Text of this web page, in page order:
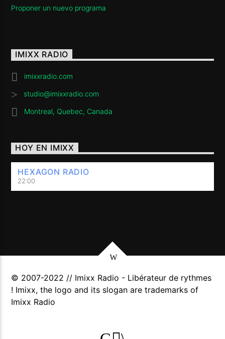
Proponer un nuevo programa
IMIXX RADIO
imixxradio.com
studio@imixxradio.com
Montreal, Quebec, Canada
HOY EN IMIXX
HEXAGON RADIO
22:00
© 2007-2022 // Imixx Radio - Libérateur de rythmes
! Imixx, the logo and its slogan are trademarks of
Imixx Radio